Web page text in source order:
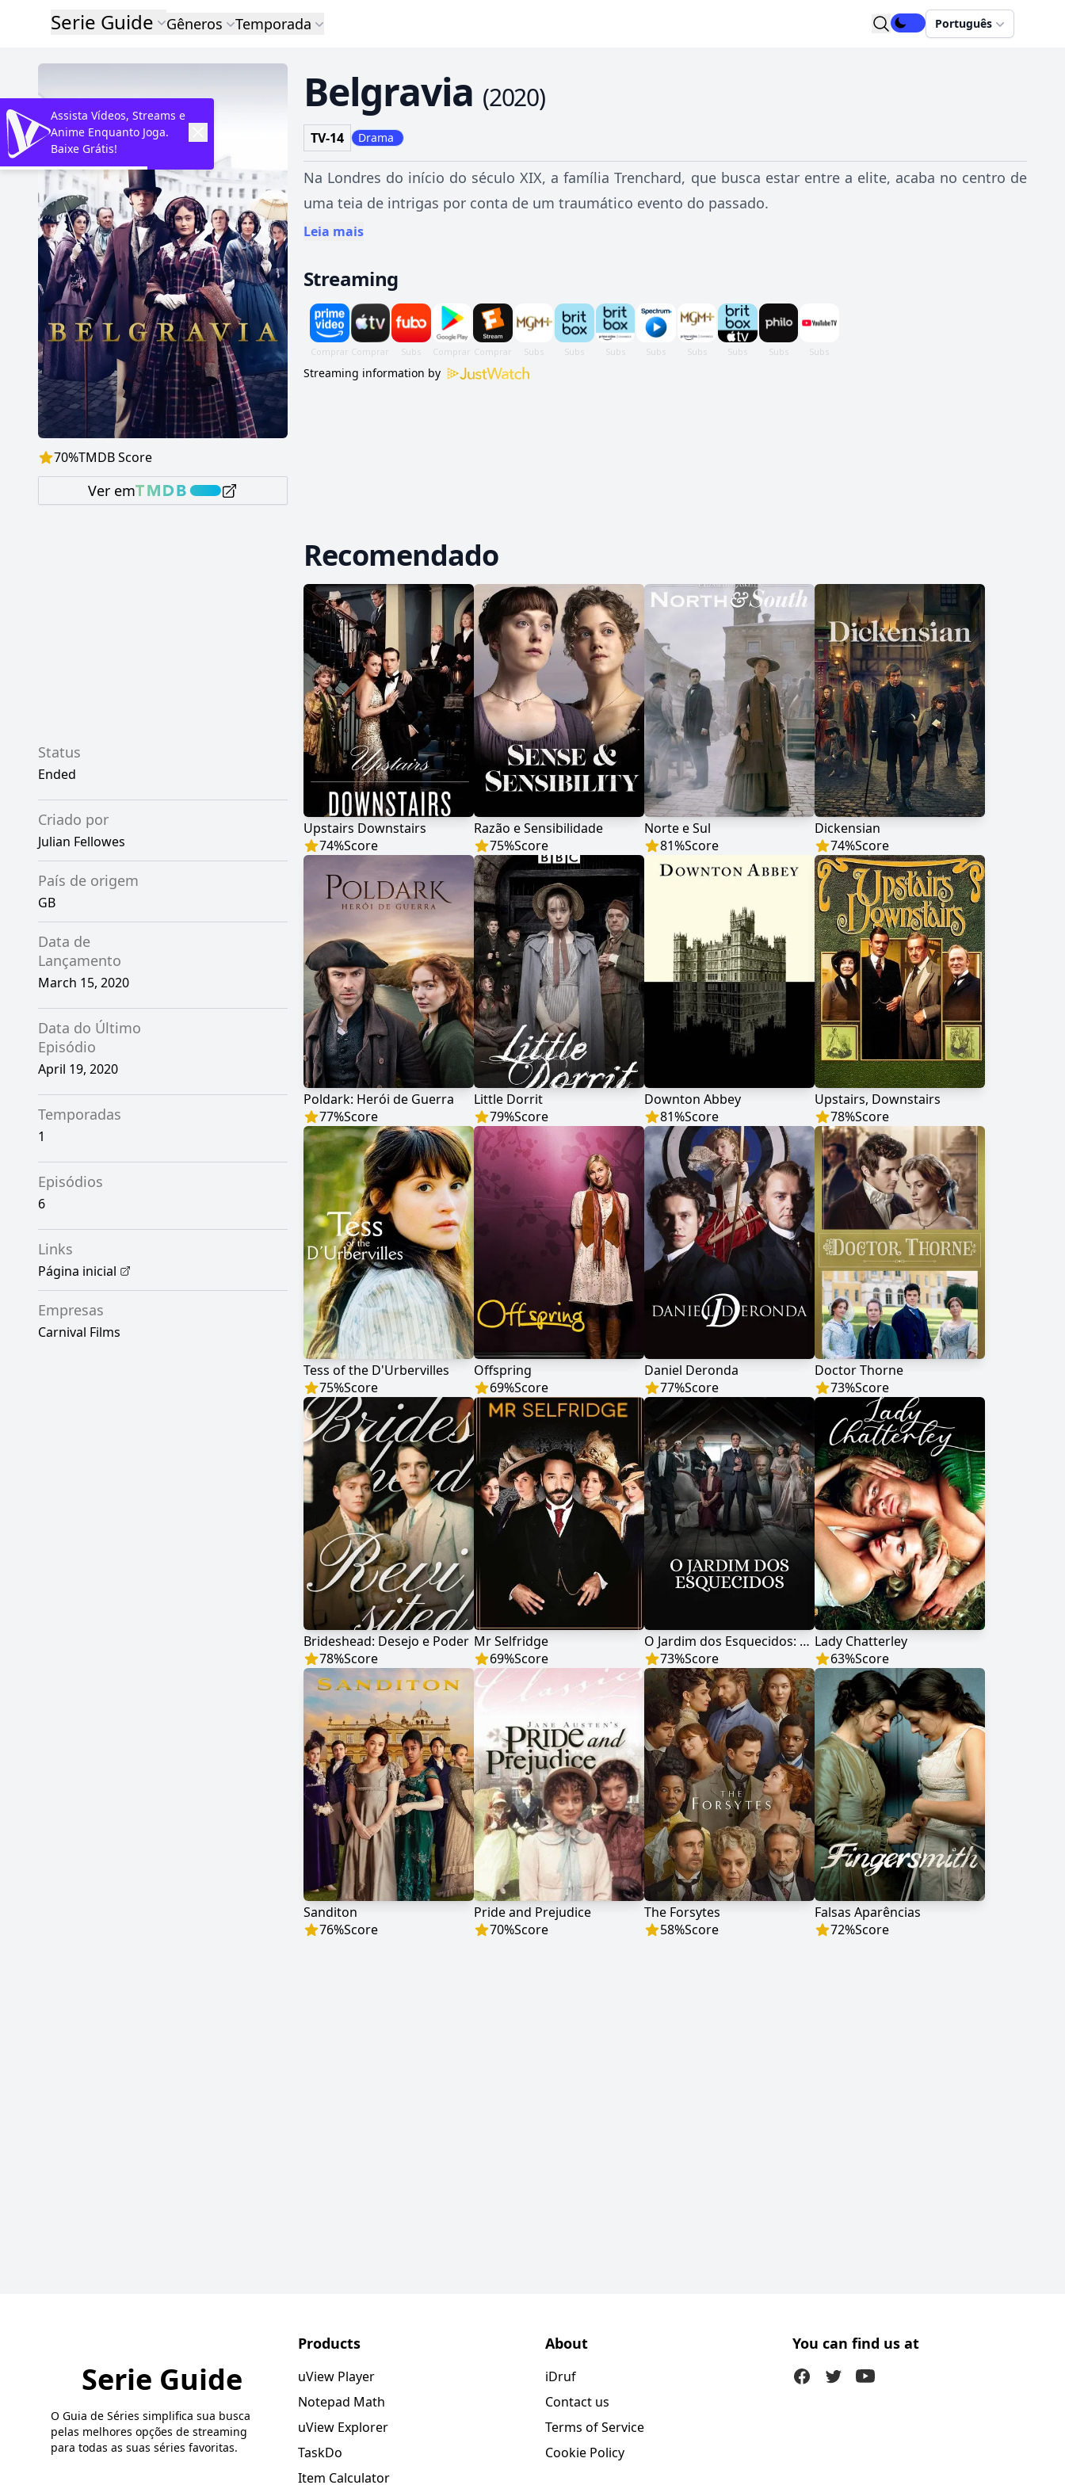
Serie Guide Gêneros Temporada Português
70%TMDB Score
Ver em
Belgravia (2020)
TV-14 Drama
Na Londres do início do século XIX, a família Trenchard, que busca estar entre a elite, acaba no centro de
uma teia de intrigas por conta de um traumático evento do passado.
Leia mais
Streaming
Streaming information by
Status
Ended
Criado por
Julian Fellowes
País de origem
GB
Data de
Lançamento
March 15, 2020
Data do Último
Episódio
April 19, 2020
Temporadas
1
Episódios
6
Links
Página inicial
Empresas
Carnival Films
Recomendado
Upstairs Downstairs
74%Score
Razão e Sensibilidade
75%Score
Norte e Sul
81%Score
Dickensian
74%Score
Poldark: Herói de Guerra
77%Score
Little Dorrit
79%Score
Downton Abbey
81%Score
Upstairs, Downstairs
78%Score
Tess of the D'Urbervilles
75%Score
Offspring
69%Score
Daniel Deronda
77%Score
Doctor Thorne
73%Score
Brideshead: Desejo e Poder
78%Score
Mr Selfridge
69%Score
O Jardim dos Esquecidos: A Origem
73%Score
Lady Chatterley
63%Score
Sanditon
76%Score
Pride and Prejudice
70%Score
The Forsytes
58%Score
Falsas Aparências
72%Score
Serie Guide
O Guia de Séries simplifica sua busca
pelas melhores opções de streaming
para todas as suas séries favoritas.
Products
uView Player
Notepad Math
uView Explorer
TaskDo
Item Calculator
About
iDruf
Contact us
Terms of Service
Cookie Policy
You can find us at
FacebookTwitter (X)Youtube
Assista Vídeos, Streams e
Anime Enquanto Joga.
Baixe Grátis!